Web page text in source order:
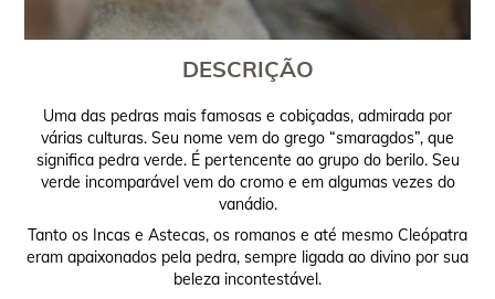
DESCRIÇÃO
Uma das pedras mais famosas e cobiçadas, admirada por
várias culturas. Seu nome vem do grego “smaragdos”, que
significa pedra verde. É pertencente ao grupo do berilo. Seu
verde incomparável vem do cromo e em algumas vezes do
vanádio.
Tanto os Incas e Astecas, os romanos e até mesmo Cleópatra
eram apaixonados pela pedra, sempre ligada ao divino por sua
beleza incontestável.